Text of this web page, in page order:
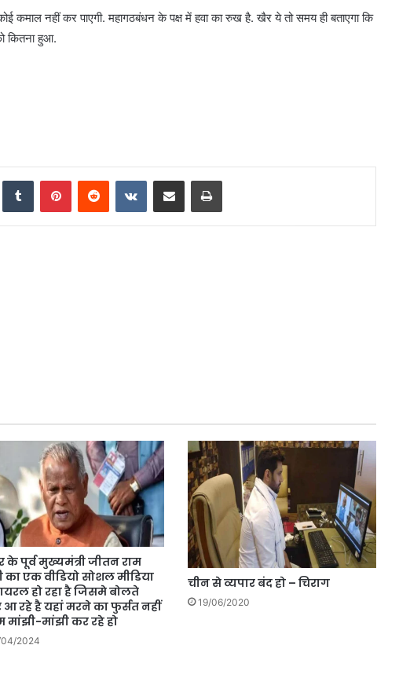
कोई कमाल नहीं कर पाएगी. महागठबंधन के पक्ष में हवा का रुख है. खैर ये तो समय ही बताएगा कि
कितना हुआ.
Tumblr PinterestReddit VKontakteShare via Email Print
के पूर्व मुख्यमंत्री जीतन राम
का एक वीडियो सोशल मीडिया
हो रहा है जिसमे बोलते
रहे है यहां मरने का फुर्सत नहीं
मांझी-मांझी कर रहे हो
2024
चीन से व्यपार बंद हो – चिराग
19/06/2020